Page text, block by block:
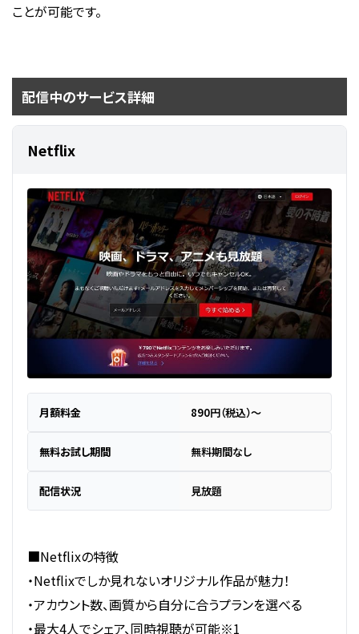
ことが可能です。
配信中のサービス詳細
Netflix
月額料金 890円（税込）～
無料お試し期間 無料期間なし
配信状況 見放題
■Netflixの特徴
・Netflixでしか見れないオリジナル作品が魅力！
・アカウント数、画質から自分に合うプランを選べる
・最大4人でシェア、同時視聴が可能※1